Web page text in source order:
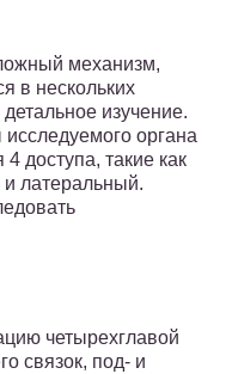
механизм,
в нескольких
изучение.
органа
доступа, такие как
латеральный.
четырехглавой
связок, под- и